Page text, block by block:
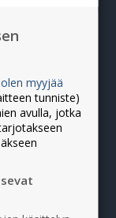
myyjää
tunniste)
avulla, jotka